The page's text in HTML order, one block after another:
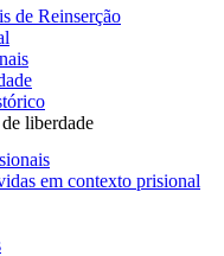
de Reinserção
liberdade
em contexto prisional